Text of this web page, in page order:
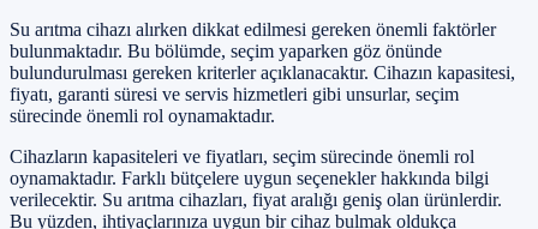
Su arıtma cihazı alırken dikkat edilmesi gereken önemli faktörler
bulunmaktadır. Bu bölümde, seçim yaparken göz önünde
bulundurulması gereken kriterler açıklanacaktır. Cihazın kapasitesi,
fiyatı, garanti süresi ve servis hizmetleri gibi unsurlar, seçim
sürecinde önemli rol oynamaktadır.
Cihazların kapasiteleri ve fiyatları, seçim sürecinde önemli rol
oynamaktadır. Farklı bütçelere uygun seçenekler hakkında bilgi
verilecektir. Su arıtma cihazları, fiyat aralığı geniş olan ürünlerdir.
Bu yüzden, ihtiyaçlarınıza uygun bir cihaz bulmak oldukça